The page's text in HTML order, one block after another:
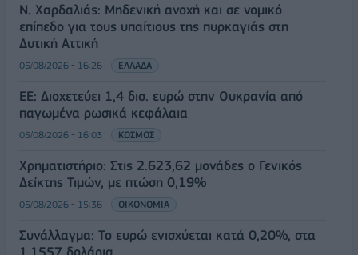
Ν. Χαρδαλιάς: Μηδενική ανοχή και σε νομικό
επίπεδο για τους υπαίτιους της πυρκαγιάς στη
Δυτική Αττική
05/08/2026 - 16:26 ΕΛΛΑΔΑ
ΕΕ: Διοχετεύει 1,4 δισ. ευρώ στην Ουκρανία από
παγωμένα ρωσικά κεφάλαια
05/08/2026 - 16:03 ΚΟΣΜΟΣ
Χρηματιστήριο: Στις 2.623,62 μονάδες ο Γενικός
Δείκτης Τιμών, με πτώση 0,19%
05/08/2026 - 15:36 ΟΙΚΟΝΟΜΙΑ
Συνάλλαγμα: Το ευρώ ενισχύεται κατά 0,20%, στα
1,1557 δολάρια